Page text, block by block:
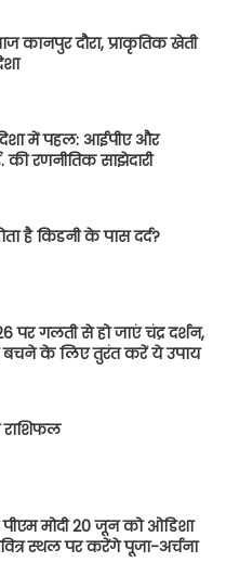
कानपुर दौरा, प्राकृतिक खेती
दिशा में पहल: आईपीए और
रणनीतिक साझेदारी
है किडनी के पास दर्द?
पर गलती से हो जाएं चंद्र दर्शन,
के लिए तुरंत करें ये उपाय
राशिफल
पीएम मोदी 20 जून को ओडिशा
स्थल पर करेंगे पूजा-अर्चना